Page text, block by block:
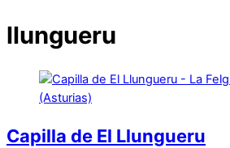
llungueru
Capilla de El Llungueru